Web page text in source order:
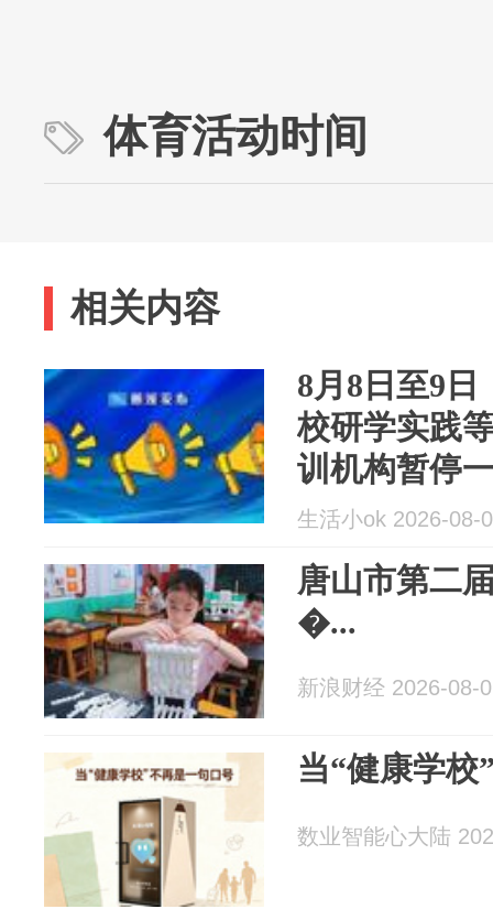
体育活动时间
相关内容
8月8日至9
校研学实践
训机构暂停
动
生活小ok 2026-08-
唐山市第二
�...
新浪财经 2026-08-
当“健康学校
数业智能心大陆